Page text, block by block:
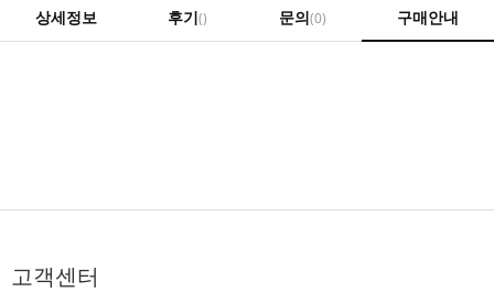
상세정보 후기() 문의(0) 구매안내
고객센터